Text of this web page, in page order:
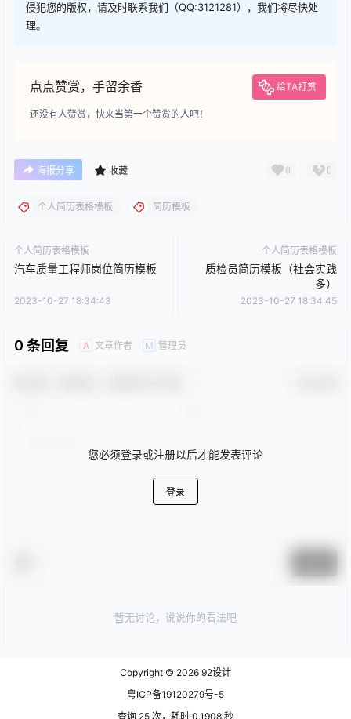
侵犯您的版权，请及时联系我们（QQ:3121281），我们将尽快处
理。
点点赞赏，手留余香 给TA打赏
还没有人赞赏，快来当第一个赞赏的人吧！
海报分享 收藏 0 0
个人简历表格模板 简历模板
个人简历表格模板
汽车质量工程师岗位简历模板
2023-10-27 18:34:43
个人简历表格模板
质检员简历模板（社会实践
多）
2023-10-27 18:34:45
0 条回复 A 文章作者 M 管理员
您必须登录或注册以后才能发表评论
登录
暂无讨论，说说你的看法吧
Copyright © 2026 92设计
粤ICP备19120279号-5
查询 25 次，耗时 0.1908 秒